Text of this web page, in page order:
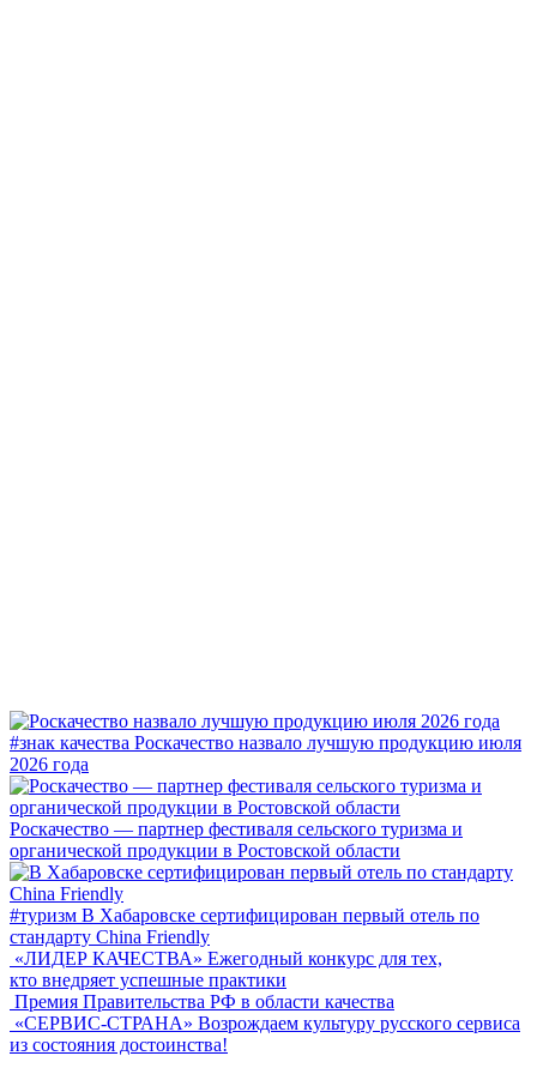
#знак качества Роскачество назвало лучшую продукцию июля
2026 года
Роскачество — партнер фестиваля сельского туризма и
органической продукции в Ростовской области
#туризм В Хабаровске сертифицирован первый отель по
стандарту China Friendly
«ЛИДЕР КАЧЕСТВА» Ежегодный конкурс для тех,
кто внедряет успешные практики
Премия Правительства РФ в области качества
«СЕРВИС-СТРАНА» Возрождаем культуру русского сервиса
из состояния достоинства!